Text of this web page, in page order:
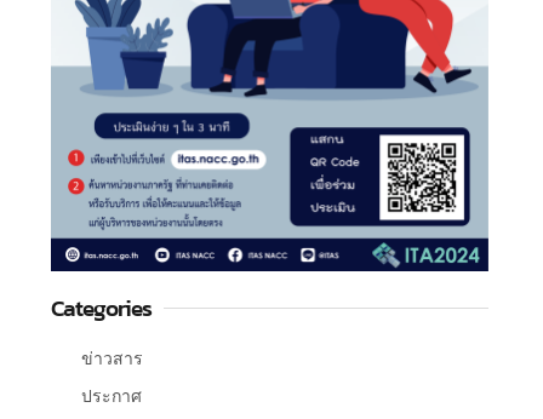
Categories
ข่าวสาร
ประกาศ